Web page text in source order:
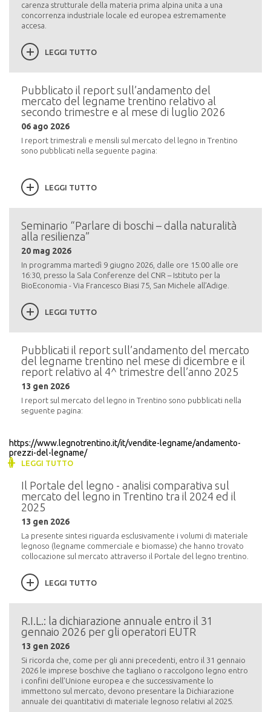
carenza strutturale della materia prima alpina unita a una
concorrenza industriale locale ed europea estremamente
accesa.
LEGGI TUTTO
Pubblicato il report sull’andamento del
mercato del legname trentino relativo al
secondo trimestre e al mese di luglio 2026
06 ago 2026
I report trimestrali e mensili sul mercato del legno in Trentino
sono pubblicati nella seguente pagina:
LEGGI TUTTO
Seminario “Parlare di boschi – dalla naturalità
alla resilienza”
20 mag 2026
In programma martedì 9 giugno 2026, dalle ore 15:00 alle ore
16:30, presso la Sala Conferenze del CNR – Istituto per la
BioEconomia - Via Francesco Biasi 75, San Michele all’Adige.
LEGGI TUTTO
Pubblicati il report sull’andamento del mercato
del legname trentino nel mese di dicembre e il
report relativo al 4^ trimestre dell’anno 2025
13 gen 2026
I report sul mercato del legno in Trentino sono pubblicati nella
seguente pagina:
https://www.legnotrentino.it/it/vendite-legname/andamento-
prezzi-del-legname/
LEGGI TUTTO
Il Portale del legno - analisi comparativa sul
mercato del legno in Trentino tra il 2024 ed il
2025
13 gen 2026
La presente sintesi riguarda esclusivamente i volumi di materiale
legnoso (legname commerciale e biomasse) che hanno trovato
collocazione sul mercato attraverso il Portale del legno trentino.
LEGGI TUTTO
R.I.L.: la dichiarazione annuale entro il 31
gennaio 2026 per gli operatori EUTR
13 gen 2026
Si ricorda che, come per gli anni precedenti, entro il 31 gennaio
2026 le imprese boschive che tagliano o raccolgono legno entro
i confini dell’Unione europea e che successivamente lo
immettono sul mercato, devono presentare la Dichiarazione
annuale dei quantitativi di materiale legnoso relativi al 2025.